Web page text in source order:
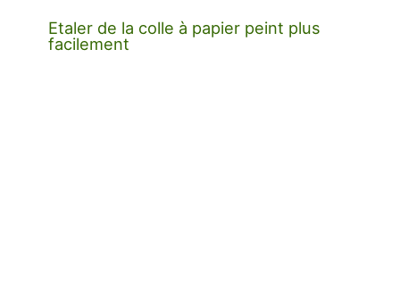
Etaler de la colle à papier peint plus
facilement